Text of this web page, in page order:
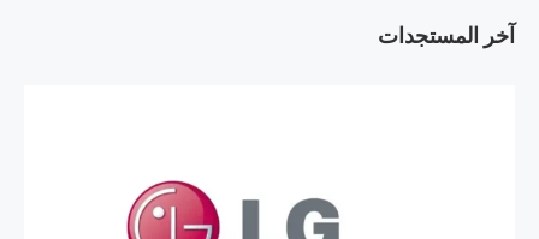
آخر المستجدات